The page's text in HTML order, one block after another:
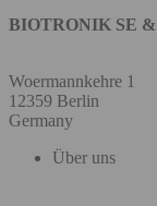
BIOTRONIK SE
Woermannkehre 1
12359 Berlin
Germany
Über uns